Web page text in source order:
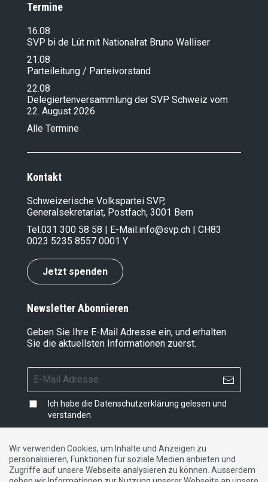
Termine
16.08
SVP bi de Lüt mit Nationalrat Bruno Walliser
21.08
Parteileitung / Parteivorstand
22.08
Delegiertenversammlung der SVP Schweiz vom
22. August 2026
Alle Termine
Kontakt
Schweizerische Volkspartei SVP,
Generalsekretariat, Postfach, 3001 Bern
Tel.031 300 58 58 | E-Mail:info@svp.ch | CH83
0023 5235 8557 0001 Y
Jetzt spenden
Newsletter Abonnieren
Geben Sie Ihre E-Mail Adresse ein, und erhalten
Sie die aktuellsten Informationen zuerst.
Ich habe die Datenschutzerklärung gelesen und
verstanden.
Impressum|Datenschutzerklärung|Kontakt
Wir verwenden Cookies, um Inhalte und Anzeigen zu
personalisieren, Funktionen für soziale Medien anbieten und
Zugriffe auf unsere Webseite analysieren zu können. Ausserdem